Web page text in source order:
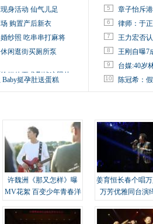
身活动 仙气儿足
购置产后新衣
纱照 吃串串打麻将
闲逛街买厕所泵
媒体要求删掉这照片
挺孕肚送蛋糕
5 章子怡斥
6 律师：于
7 王力宏否
8 王刚自曝7
9 台媒:40岁
10 陈冠希：
许魏洲《那又怎样》曝
MV花絮 百变少年青春洋
姜育恒长春个唱
万芳优雅同台演